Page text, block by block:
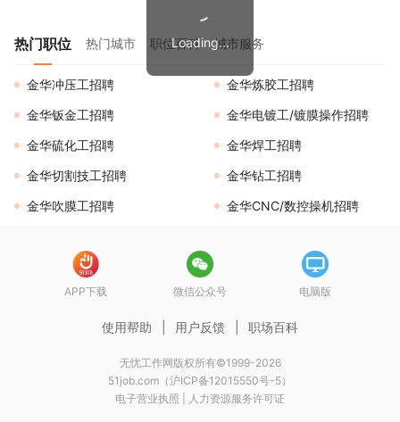
热门职位 热门城市 职位百科 城市服务
金华冲压工招聘
金华炼胶工招聘
金华钣金工招聘
金华电镀工/镀膜操作招聘
金华硫化工招聘
金华焊工招聘
金华切割技工招聘
金华钻工招聘
金华吹膜工招聘
金华CNC/数控操机招聘
APP下载 微信公众号 电脑版
使用帮助 用户反馈 职场百科
无忧工作网版权所有©1999-2026
51job.com（沪ICP备12015550号-5）
电子营业执照
人力资源服务许可证
Loading...